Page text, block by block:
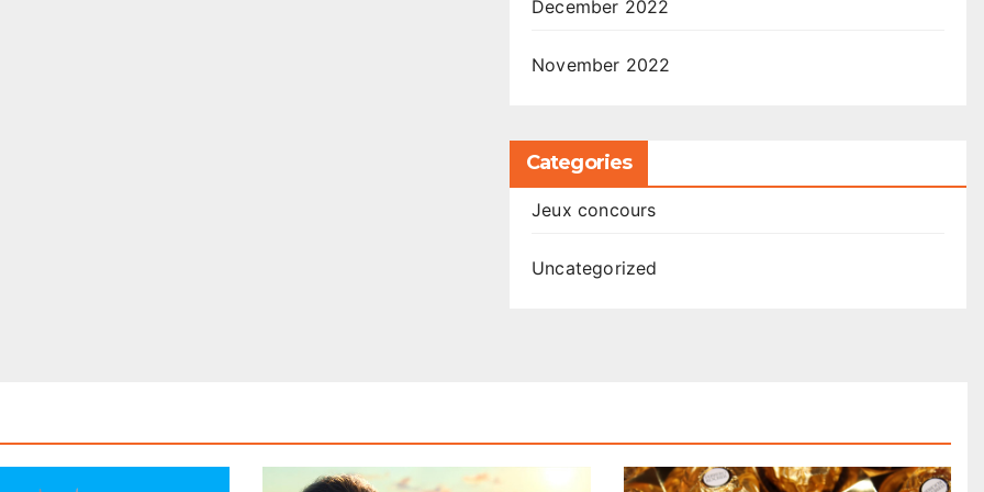
December 2022
November 2022
Categories
Jeux concours
Uncategorized